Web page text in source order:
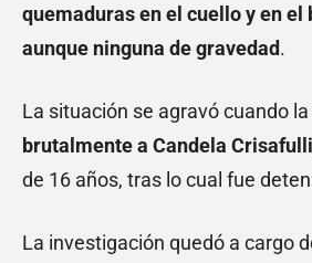
quemaduras en el cuello y en el
aunque ninguna de gravedad.
La situación se agravó cuando
brutalmente a Candela Crisafulli
de 16 años, tras lo cual fue
La investigación quedó a cargo